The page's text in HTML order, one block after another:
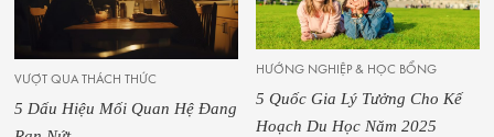
VƯỢT QUA THÁCH THỨC
5 Dấu Hiệu Mối Quan Hệ Đang
HƯỚNG NGHIỆP & HỌC BỔNG
5 Quốc Gia Lý Tưởng Cho Kế
Hoạch Du Học Năm 2025